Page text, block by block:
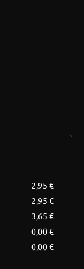
2,95 €
2,95 €
3,65 €
0,00 €
0,00 €